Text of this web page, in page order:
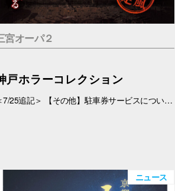
宮オーパ２
戸ホラーコレクション
＜7/25追記＞ 【その他】駐車券サービスについて、 対象外となっておりましたが、7/26(日)より、対象とさせていただきます。 ＜7/19追記＞ お化け屋敷の制作・プロデュース#エスプランニング が手掛ける本格お化け屋敷。 このお化け屋敷の主人公はあなたです。足を踏み入れてはいけない村に迷い込んだあなたの運命は…繋がる４つのストーリー 1.ルーム型「タブー」 友達を探している最中に、見つけた村を訪れたあなたの運命は…歩き回らないルーム型お化け屋敷です。狭い部屋内で繰り広げられる数々の恐怖体験… 2.暗闇型「ダークネス」 逃げた場所は、何も見えない闇… だが確実にあの化け物は私を追ってきている。手の感触を頼りに暗闇の中を進んで行く。暗闇に潜む化け物とは… 3.ウォークスルー型「ヴィレッジ」 暗闇を抜けてもまだ家の中だった…この家から外に出ろ！歩いて回る王道のお化け屋敷。とにかく前へ進み続けるしかない。 4.サウンド型「ドールズ」 私はあの化け物に見つからないように隠れた。私を探しているのは、あの化け物だけではない。ヘッドフォンだけで聞く恐怖。 【日程】 7/11(土)・7/12(日)、7/18(土)～9/23(水・祝) 【時間】 11:00～20:00(最終受付 19:30) 【場所】 5F 特設会場 【料金】 １.タブー 税込1,200円 ２.ダークネス 税込1,200円 ３.ヴィレッジ 税込1,500円 ４.ドールズ 税込1,200円 １～４セット券 税込4,500円 【その他】 ・入場券は会場のみでの販売となります。 ・お支払いは現金・PayPay（但しPayPayは7/18以降対応可能見込み） ・6才未満のお子さま、妊婦の方、アルコールを摂取されてる方は入場はご遠慮下さい。 ・駐車券サービスは対象外とさせていただきます。➡※7/26(日)より、対象となりました。
ニュース